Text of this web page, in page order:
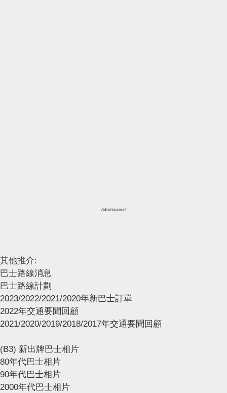
Advertisement
其他推介:
巴士路線消息
巴士路線計劃
2023/2022/2021/2020年新巴士訂單
2022年交通要聞回顧
2021/2020/2019/2018/2017年交通要聞回顧
(B3) 新出牌巴士相片
80年代巴士相片
90年代巴士相片
2000年代巴士相片